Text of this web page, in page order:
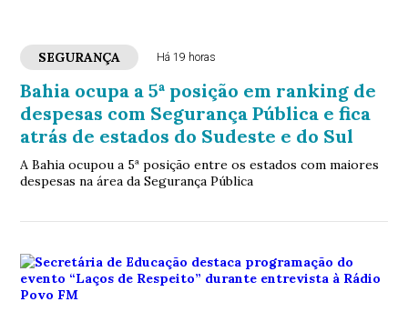
SEGURANÇA Há 19 horas
Bahia ocupa a 5ª posição em ranking de
despesas com Segurança Pública e fica
atrás de estados do Sudeste e do Sul
A Bahia ocupou a 5ª posição entre os estados com maiores
despesas na área da Segurança Pública